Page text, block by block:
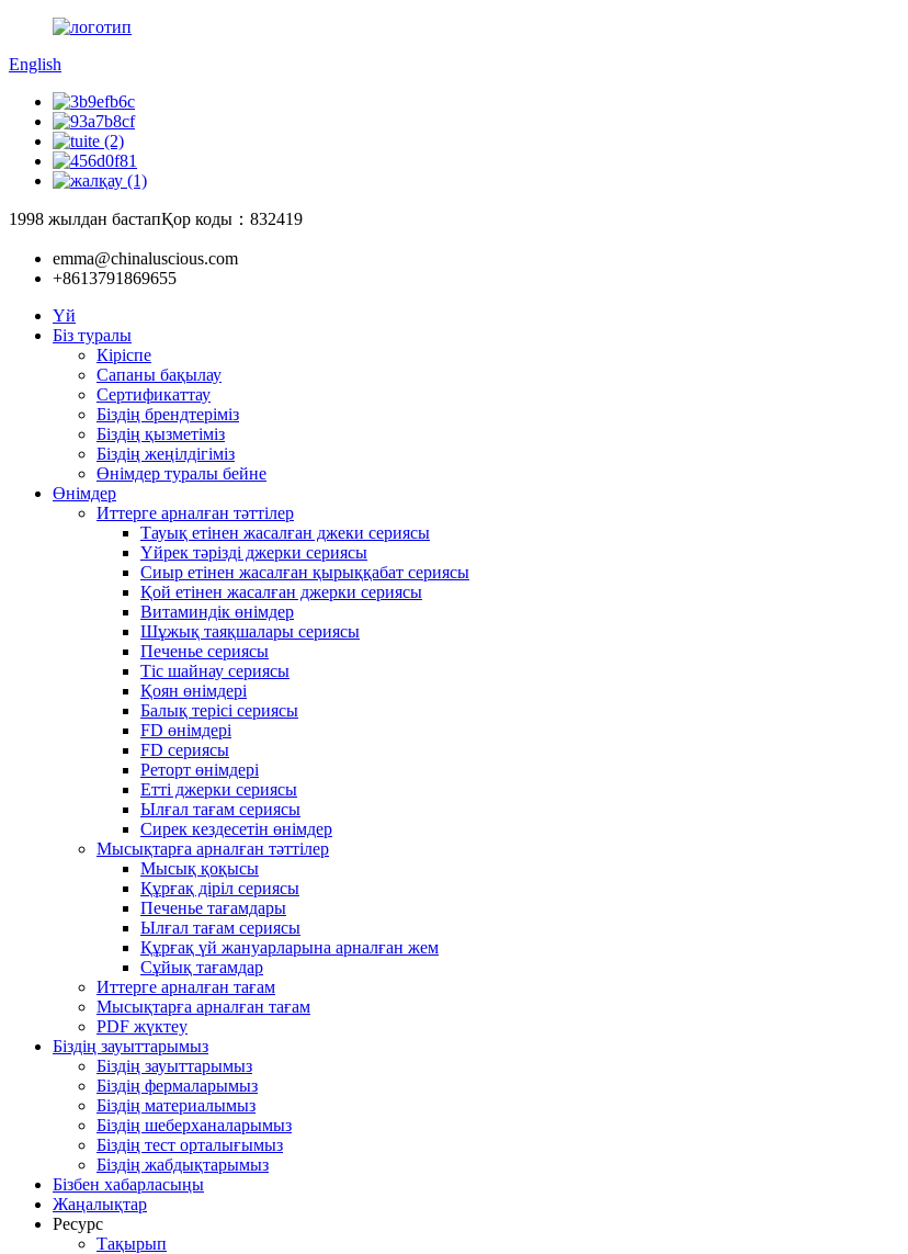
English
1998 жылдан бастапҚор коды：832419
emma@chinaluscious.com
+8613791869655
Үй
Біз туралы
Кіріспе
Сапаны бақылау
Сертификаттау
Біздің брендтеріміз
Біздің қызметіміз
Біздің жеңілдігіміз
Өнімдер туралы бейне
Өнімдер
Иттерге арналған тәттілер
Тауық етінен жасалған джеки сериясы
Үйрек тәрізді джерки сериясы
Сиыр етінен жасалған қырыққабат сериясы
Қой етінен жасалған джерки сериясы
Витаминдік өнімдер
Шұжық таяқшалары сериясы
Печенье сериясы
Тіс шайнау сериясы
Қоян өнімдері
Балық терісі сериясы
FD өнімдері
FD сериясы
Реторт өнімдері
Етті джерки сериясы
Ылғал тағам сериясы
Сирек кездесетін өнімдер
Мысықтарға арналған тәттілер
Мысық қоқысы
Құрғақ діріл сериясы
Печенье тағамдары
Ылғал тағам сериясы
Құрғақ үй жануарларына арналған жем
Сұйық тағамдар
Иттерге арналған тағам
Мысықтарға арналған тағам
PDF жүктеу
Біздің зауыттарымыз
Біздің зауыттарымыз
Біздің фермаларымыз
Біздің материалымыз
Біздің шеберханаларымыз
Біздің тест орталығымыз
Біздің жабдықтарымыз
Бізбен хабарласыңы
Жаңалықтар
Ресурс
Тақырып